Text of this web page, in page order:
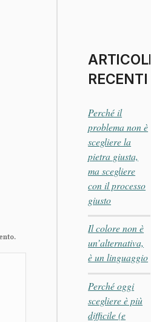
ARTICOLI
RECENTI
Perché il
problema non è
scegliere la
pietra giusta,
ma scegliere
con il processo
giusto
Il colore non è
un’alternativa,
è un linguaggio
Perché oggi
scegliere è più
difficile (e